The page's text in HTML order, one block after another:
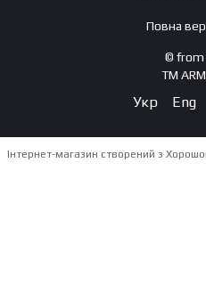
Повна
© from
TM
Укр Eng
Інтернет-магазин створений з